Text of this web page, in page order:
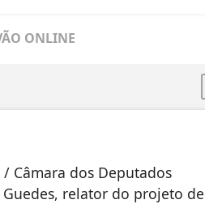
ONLINE
Câmara dos Deputados
relator do projeto